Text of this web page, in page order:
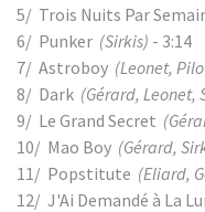
5/ Trois Nuits Par
6/ Punker (Sirkis) - 3:14
7/ Astroboy (Leonet,
8/ Dark (Gérard, Leonet,
9/ Le Grand Secret
10/ Mao Boy (Gérard,
11/ Popstitute (Eliard,
12/ J'Ai Demandé à La